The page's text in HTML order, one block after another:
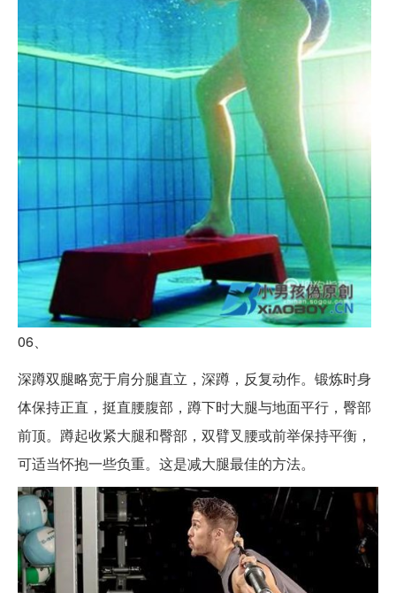
06、
深蹲双腿略宽于肩分腿直立，深蹲，反复动作。锻炼时身
体保持正直，挺直腰腹部，蹲下时大腿与地面平行，臀部
前顶。蹲起收紧大腿和臀部，双臂叉腰或前举保持平衡，
可适当怀抱一些负重。这是减大腿最佳的方法。